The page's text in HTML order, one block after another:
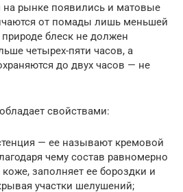
рынке появились и матовые
от помады лишь меньшей
блеск не должен
четырех-пяти часов, а
до двух часов — не
свойствами:
— ее называют кремовой
чему состав равномерно
коже, заполняет ее бороздки и
участки шелушений;